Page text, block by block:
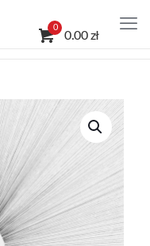
0
0.00 zł